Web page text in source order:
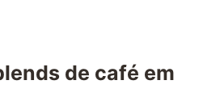
de café em